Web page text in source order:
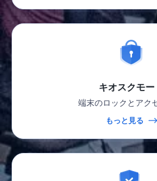
キオスクモー
端末のロックとアク
もっと見る